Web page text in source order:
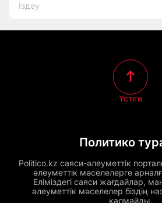
Политико
Politico.kz саяси-әлеуметтік
әлеуметтік мәселелерге
Еліміздегі саяси жағдайлар,
әлеуметтік мәселелер біздің
қалмайды.
Үстіге